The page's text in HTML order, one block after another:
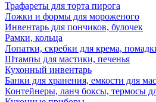
Трафареты для торта пирога
Ложки и формы для мороженого
Инвентарь для пончиков, булочек
Рамки, кольца
Лопатки, скребки для крема,
Штампы для мастики, печенья
Кухонный инвентарь
Банки для хранения, емкости для
Контейнеры, ланч боксы, термосы